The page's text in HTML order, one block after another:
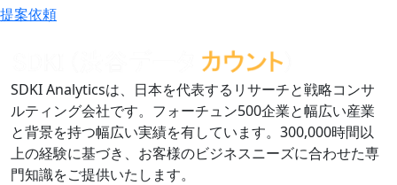
提案依頼
SDKI Analyticsは、日本を代表するリサーチと戦略コンサ
ルティング会社です。フォーチュン500企業と幅広い産業
と背景を持つ幅広い実績を有しています。300,000時間以
上の経験に基づき、お客様のビジネスニーズに合わせた専
門知識をご提供いたします。